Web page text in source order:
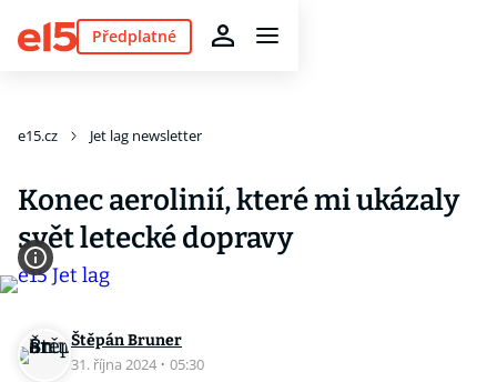
Předplatné
e15.cz Jet lag newsletter
Konec aerolinií, které mi ukázaly
svět letecké dopravy
Štěpán Bruner
31. října 2024 · 05:30